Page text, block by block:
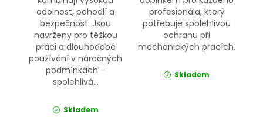
odolnost, pohodlí a
bezpečnost. Jsou
navrženy pro těžkou
práci a dlouhodobé
používání v náročných
podmínkách –
spolehlivá...
Skladem
profesionála, který
potřebuje spolehlivou
ochranu při
mechanických pracích.
Skladem